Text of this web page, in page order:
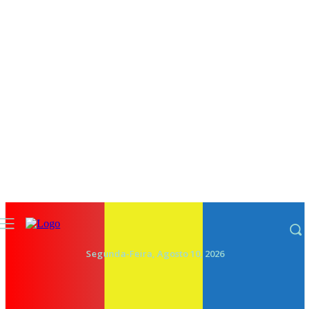
Segunda-Feira, Agosto 10, 2026